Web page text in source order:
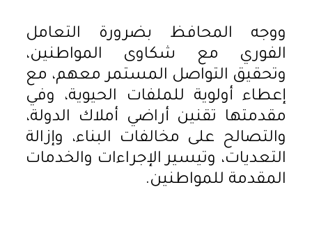
ووجه المحافظ بضرورة التعامل
الفوري مع شكاوى المواطنين،
وتحقيق التواصل المستمر معهم، مع
إعطاء أولوية للملفات الحيوية، وفي
مقدمتها تقنين أراضي أملاك الدولة،
والتصالح على مخالفات البناء، وإزالة
التعديات، وتيسير الإجراءات والخدمات
المقدمة للمواطنين.